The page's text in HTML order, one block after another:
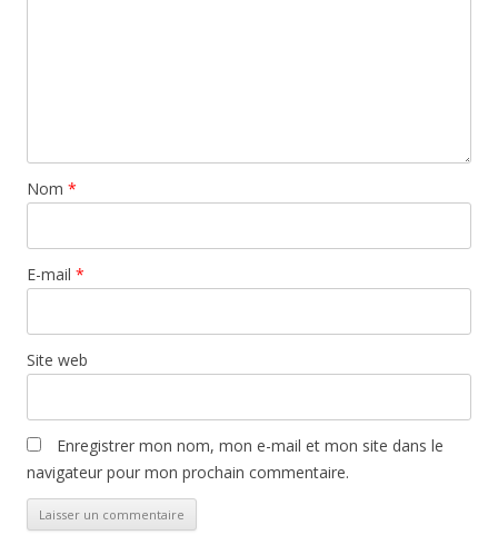
Nom *
E-mail *
Site web
Enregistrer mon nom, mon e-mail et mon site dans le
navigateur pour mon prochain commentaire.